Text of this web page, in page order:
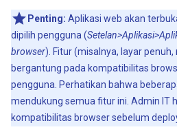
Penting: Aplikasi web akan
dipilih pengguna (
browser). Fitur (misalnya, layar
bergantung pada kompatibilitas
pengguna. Perhatikan bahwa
mendukung semua fitur ini. Admin IT
kompatibilitas browser sebelum